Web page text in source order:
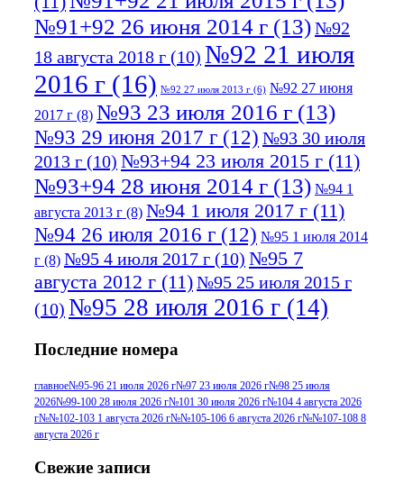
№91+92 26 июня 2014 г (13)№92
18 августа 2018 г (10) №92 21 июля
2016 г (16) №92 27 июля 2013 г (6) №92 27 июня
2017 г (8) №93 23 июля 2016 г (13)
№93 29 июня 2017 г (12) №93 30 июля
2013 г (10) №93+94 23 июля 2015 г (11)
№93+94 28 июня 2014 г (13) №94 1
августа 2013 г (8) №94 1 июля 2017 г (11)
№94 26 июля 2016 г (12) №95 1 июля 2014
г (8) №95 4 июля 2017 г (10) №95 7
августа 2012 г (11)№95 25 июля 2015 г
(10) №95 28 июля 2016 г (14)
июля 2017 г(11)№96 9 августа 2012
г(13) №96 28 июля 2015 г(9) №96+97 3
июля 2014 г(10)№96+97 30 июля
2016 г(13)
июля 2017 г
Последние номера
главное№95-96 21 июля 2026 г№97 23 июля 2026 г№98 25 июля
2026№99-100 28 июля 2026 г№101 30 июля 2026 г№104 4 августа 2026
г№№102-103 1 августа 2026 г№№105-106 6 августа 2026 г№№107-108 8
августа 2026 г
Свежие записи